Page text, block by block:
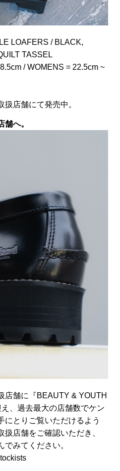
LOAFERS / BLACK,
TASSEL
/ WOMENS = 22.5cm ~
店舗にて発売中。
舗へ。
店舗に『BEAUTY & YOUTH
、過去最大の店舗数でケン
にとりご覧いただけるよう
店舗をご確認いただき、
でみてください。